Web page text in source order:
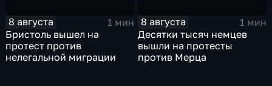
8 августа
1 мин
Бристоль вышел на
протест против
нелегальной миграции
8 августа
1 мин
Десятки тысяч немцев
вышли на протесты
против Мерца